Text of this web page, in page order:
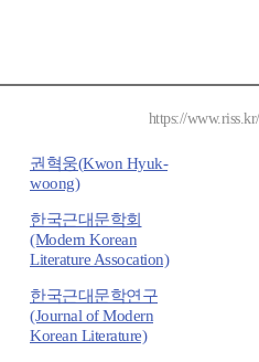
https://
권혁웅(Kwon Hyuk-
woong)
한국근대문학회
(Modern Korean
Literature Assocation)
한국근대문학연구
(Journal of Modern
Korean Literature)